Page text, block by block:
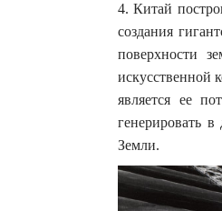
4. Китай
создания
поверхности
искусственной
является ее
генерировать
Земли.